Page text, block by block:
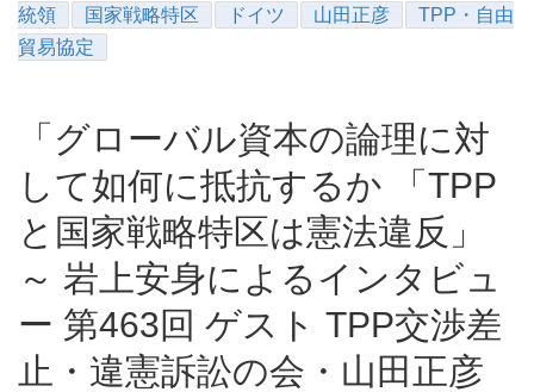
統領
国家戦略特区 ドイツ 山田正彦
TPP・自由
貿易協定
「グローバル資本の論理に対
して如何に抵抗するか 「TPP
と国家戦略特区は憲法違反」
～ 岩上安身によるインタビュ
ー 第463回 ゲスト TPP交渉差
止・違憲訴訟の会・山田正彦